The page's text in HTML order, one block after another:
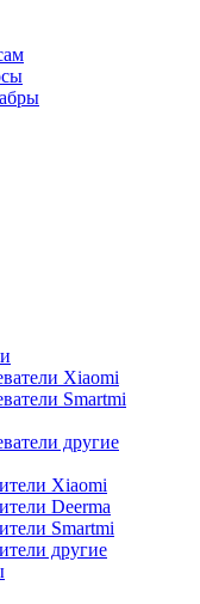
Xiaomi
Smartmi
другие
Xiaomi
Deerma
Smartmi
другие